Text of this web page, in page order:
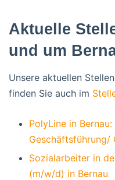
Aktuelle
und um
Unsere aktuellen
finden Sie auch im
PolyLine in
Geschäftsführung/
Sozialarbeiter in
(m/w/d) in Bernau